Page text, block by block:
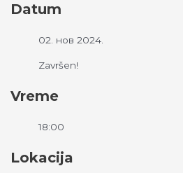
Datum
02. нов 2024.
Završen!
Vreme
18:00
Lokacija